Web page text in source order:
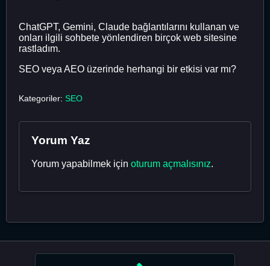
ChatGPT, Gemini, Claude bağlantılarını kullanan ve
onları ilgili sohbete yönlendiren birçok web sitesine
rastladım.
SEO veya AEO üzerinde herhangi bir etkisi var mı?
Kategoriler: SEO
Yorum Yaz
Yorum yapabilmek için oturum açmalısınız.